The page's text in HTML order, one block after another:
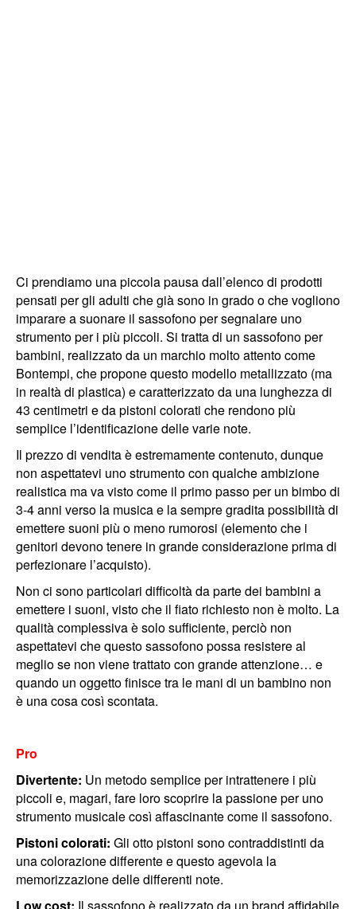
Ci prendiamo una piccola pausa dall’elenco di prodotti
pensati per gli adulti che già sono in grado o che vogliono
imparare a suonare il sassofono per segnalare uno
strumento per i più piccoli. Si tratta di un sassofono per
bambini, realizzato da un marchio molto attento come
Bontempi, che propone questo modello metallizzato (ma
in realtà di plastica) e caratterizzato da una lunghezza di
43 centimetri e da pistoni colorati che rendono più
semplice l’identificazione delle varie note.
Il prezzo di vendita è estremamente contenuto, dunque
non aspettatevi uno strumento con qualche ambizione
realistica ma va visto come il primo passo per un bimbo di
3-4 anni verso la musica e la sempre gradita possibilità di
emettere suoni più o meno rumorosi (elemento che i
genitori devono tenere in grande considerazione prima di
perfezionare l’acquisto).
Non ci sono particolari difficoltà da parte dei bambini a
emettere i suoni, visto che il fiato richiesto non è molto. La
qualità complessiva è solo sufficiente, perciò non
aspettatevi che questo sassofono possa resistere al
meglio se non viene trattato con grande attenzione… e
quando un oggetto finisce tra le mani di un bambino non
è una cosa così scontata.
Pro
Divertente: Un metodo semplice per intrattenere i più
piccoli e, magari, fare loro scoprire la passione per uno
strumento musicale così affascinante come il sassofono.
Pistoni colorati: Gli otto pistoni sono contraddistinti da
una colorazione differente e questo agevola la
memorizzazione delle differenti note.
Low cost: Il sassofono è realizzato da un brand affidabile